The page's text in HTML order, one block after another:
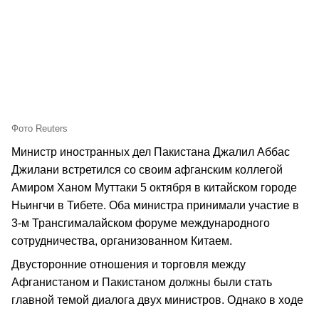
Фото Reuters
Министр иностранных дел Пакистана Джалил Аббас
Джилани встретился со своим афганским коллегой
Амиром Ханом Муттаки 5 октября в китайском городе
Ньингчи в Тибете. Оба министра принимали участие в
3-м Трансгималайском форуме международного
сотрудничества, организованном Китаем.
Двусторонние отношения и торговля между
Афганистаном и Пакистаном должны были стать
главной темой диалога двух министров. Однако в ходе